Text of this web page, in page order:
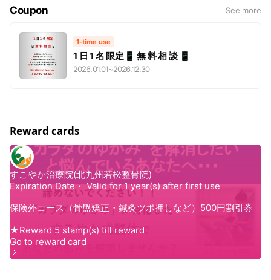
―――――――――――――
🏠 すこやか治療院（北九州若松整骨院）🏠
〒808-0103
福岡県北九州市若松区二島5丁目1-37
Coupon See more
1-time use
1 日 1 名 限定📱 無 料 相 談 📱
2026.01.01~2026.12.30
Reward cards